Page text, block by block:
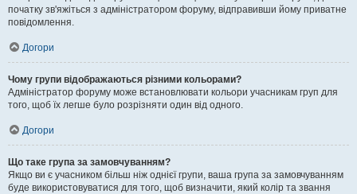
початку зв'яжіться з адміністратором форуму, відправивши йому приватне
повідомлення.
Догори
Чому групи відображаються різними кольорами?
Адміністратор форуму може встановлювати кольори учасникам груп для
того, щоб їх легше було розрізняти один від одного.
Догори
Що таке група за замовчуванням?
Якщо ви є учасником більш ніж однієї групи, ваша група за замовчуванням
буде використовуватися для того, щоб визначити, який колір та звання